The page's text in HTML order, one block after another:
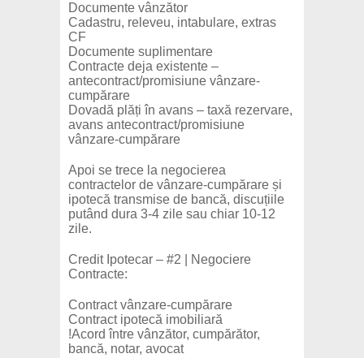
Documente vânzător
Cadastru, releveu, intabulare, extras
CF
Documente suplimentare
Contracte deja existente –
antecontract/promisiune vânzare-
cumpărare
Dovadă plăți în avans – taxă rezervare,
avans antecontract/promisiune
vânzare-cumpărare
Apoi se trece la negocierea
contractelor de vânzare-cumpărare și
ipotecă transmise de bancă, discuțiile
putând dura 3-4 zile sau chiar 10-12
zile.
Credit Ipotecar – #2 | Negociere
Contracte:
Contract vânzare-cumpărare
Contract ipotecă imobiliară
!Acord între vânzător, cumpărător,
bancă, notar, avocat